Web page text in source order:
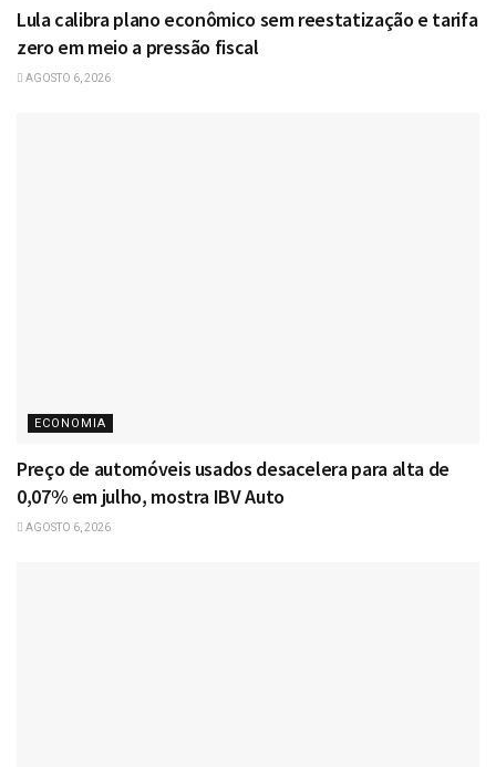
Lula calibra plano econômico sem reestatização e tarifa
zero em meio a pressão fiscal
AGOSTO 6, 2026
ECONOMIA
Preço de automóveis usados desacelera para alta de
0,07% em julho, mostra IBV Auto
AGOSTO 6, 2026